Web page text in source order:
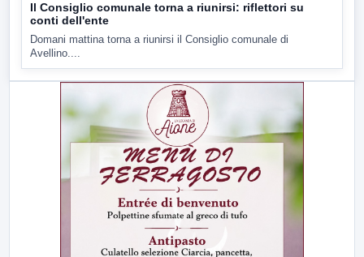
Il Consiglio comunale torna a riunirsi: riflettori su
conti dell'ente
Domani mattina torna a riunirsi il Consiglio comunale di
Avellino....